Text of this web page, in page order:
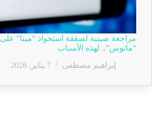
مراجعة صينية لصفقة استحواذ “ميتا” على
“مانوس”.. لهذه الأسباب
إبراهيم مصطفى
7 يناير, 2026